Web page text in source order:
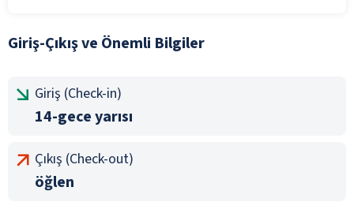
Giriş-Çıkış ve Önemli Bilgiler
Giriş (Check-in)
14-gece yarısı
Çıkış (Check-out)
öğlen